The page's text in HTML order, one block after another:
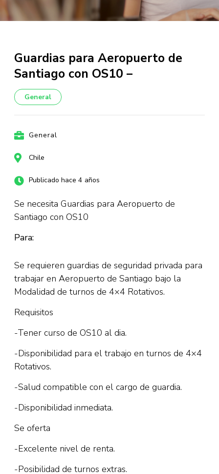
Guardias para Aeropuerto de
Santiago con OS10 –
General
General
Chile
Publicado hace 4 años
Se necesita Guardias para Aeropuerto de
Santiago con OS10
Para:
Se requieren guardias de seguridad privada para
trabajar en Aeropuerto de Santiago bajo la
Modalidad de turnos de 4×4 Rotativos.
Requisitos
-Tener curso de OS10 al dia.
-Disponibilidad para el trabajo en turnos de 4×4
Rotativos.
-Salud compatible con el cargo de guardia.
-Disponibilidad inmediata.
Se oferta
-Excelente nivel de renta.
-Posibilidad de turnos extras.